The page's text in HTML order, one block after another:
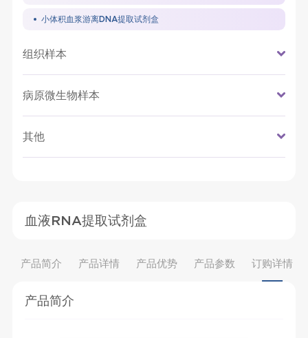
小体积血浆游离DNA提取试剂盒
组织样本
病原微生物样本
其他
血液RNA提取试剂盒
产品简介 产品详情 产品优势 产品参数 订购详情
产品简介